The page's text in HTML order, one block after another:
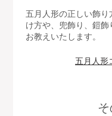
五月人形の正しい飾
け方や、兜飾り、鎧
お教えいたします。
五月人形